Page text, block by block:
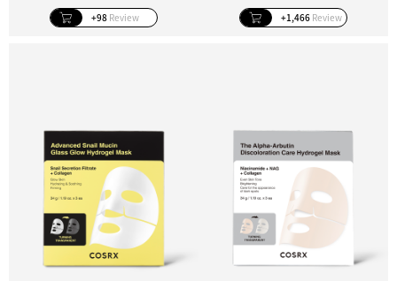
+98 Review +1,466 Review